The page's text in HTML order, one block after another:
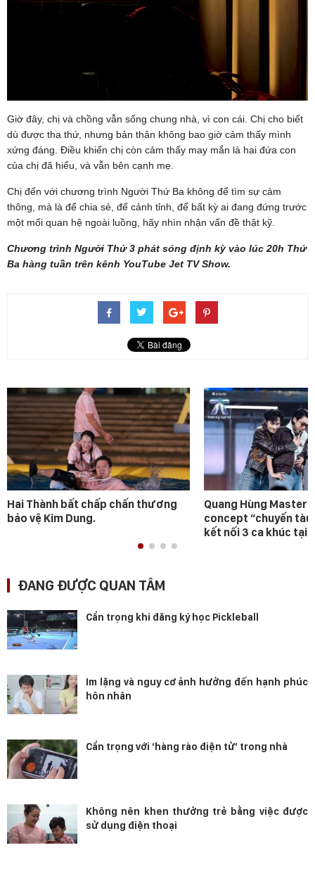
Giờ đây, chị và chồng vẫn sống chung nhà, vì con cái. Chị cho biết
dù được tha thứ, nhưng bản thân không bao giờ cảm thấy mình
xứng đáng. Điều khiến chị còn cảm thấy may mắn là hai đứa con
của chị đã hiểu, và vẫn bên cạnh mẹ.
Chị đến với chương trình Người Thứ Ba không để tìm sự cảm
thông, mà là để chia sẻ, để cảnh tỉnh, để bất kỳ ai đang đứng trước
một mối quan hệ ngoài luồng, hãy nhìn nhận vấn đề thật kỹ.
Chương trình Người Thứ 3 phát sóng định kỳ vào lúc 20h Thứ
Ba hàng tuần trên kênh YouTube Jet TV Show.
Hai Thành bất chấp chấn thương
bảo vệ Kim Dung.
Quang Hùng
concept “chuyến tàu
kết nối 3 ca khúc tại
ĐANG ĐƯỢC QUAN TÂM
Cẩn trọng khi đăng ký học Pickleball
Im lặng và nguy cơ ảnh hưởng đến hạnh phúc
hôn nhân
Cẩn trọng với ‘hàng rào điện tử’ trong nhà
Không nên khen thưởng trẻ bằng việc được
sử dụng điện thoại